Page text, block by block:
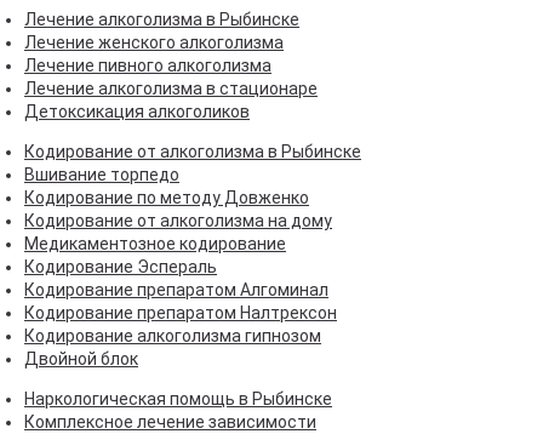
Лечение алкоголизма в Рыбинске
Лечение женского алкоголизма
Лечение пивного алкоголизма
Лечение алкоголизма в стационаре
Детоксикация алкоголиков
Кодирование от алкоголизма в Рыбинске
Вшивание торпедо
Кодирование по методу Довженко
Кодирование от алкоголизма на дому
Медикаментозное кодирование
Кодирование Эспераль
Кодирование препаратом Алгоминал
Кодирование препаратом Налтрексон
Кодирование алкоголизма гипнозом
Двойной блок
Наркологическая помощь в Рыбинске
Комплексное лечение зависимости